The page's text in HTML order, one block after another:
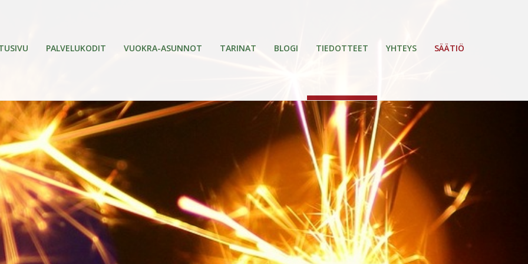
PALVELUKODIT VUOKRA-ASUNNOT TARINAT BLOGI TIEDOTTEET YHTEYS SÄÄTIÖ